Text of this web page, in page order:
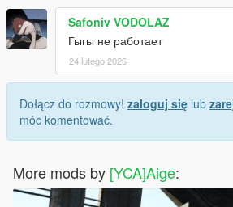
Safoniv VODOLAZ
Гыгы не работает
24 lutego 2026
Dołącz do rozmowy! zaloguj się lub
móc komentować.
More mods by [YCA]Aige: